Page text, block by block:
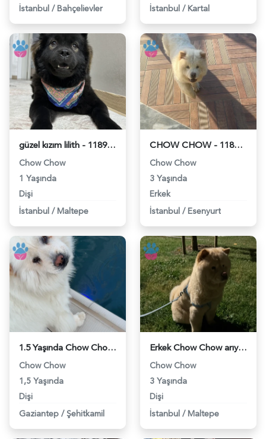
İstanbul / Bahçelievler
İstanbul / Kartal
güzel kızım lilith - 118978243
Chow Chow
1 Yaşında
Dişi
İstanbul / Maltepe
CHOW CHOW - 118978225
Chow Chow
3 Yaşında
Erkek
İstanbul / Esenyurt
1.5 Yaşında Chow Chow Erkek Eş arıyoruz - 118978058
Chow Chow
1,5 Yaşında
Dişi
Gaziantep / Şehitkamil
Erkek Chow Chow arıyorum - 118977612
Chow Chow
3 Yaşında
Dişi
İstanbul / Maltepe